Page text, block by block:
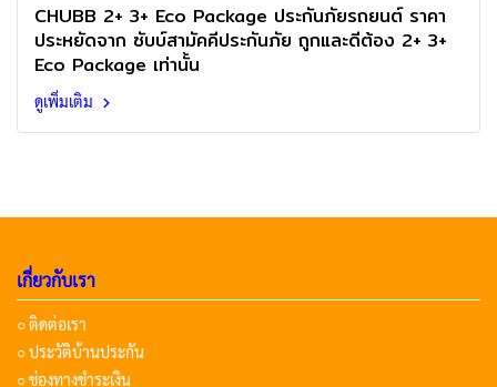
CHUBB 2+ 3+ Eco Package ประกันภัยรถยนต์ ราคา
ประหยัดจาก ซับบ์สามัคคีประกันภัย ถูกและดีต้อง 2+ 3+
Eco Package เท่านั้น
ดูเพิ่มเติม
เกี่ยวกับเรา
○ ติดต่อเรา
○ ประวัติบ้านประกัน
○ ช่องทางชำระเงิน